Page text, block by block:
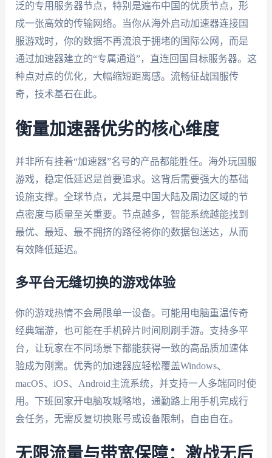
泛的专用服务器节点，特别是遍布中国的优质节点，形
成一张高效的传输网络。当你从海外启动加速器连接国
服游戏时，你的数据不再流浪于拥堵的国际公网，而是
通过加速器建立的“专属通道”，直连回国目标服务器。这
种点对点的优化，大幅缩短距离感。流畅征战国服传
奇，技术基石在此。
衡量加速器优劣的核心维度
并非所有挂着“加速器”名号的产品都能胜任。海外玩国服
游戏，稳定低延迟是首要追求。这背后需要强大的基础
设施支撑。全球节点，尤其是中国大陆及周边区域的节
点密度与质量至关重要。节点越多，智能系统越能找到
最优、最短、最不拥挤的路径将你的数据包送达，从而
有效降低延迟。
多平台无缝切换的游戏体验
你的游戏热情不会局限单一设备。可能用电脑重温传奇
经典端游，也可能在手机碎片时间刷刷手游。支持多平
台，让玩家在不同场景下都能获得一致的高品质加速体
验成为刚需。优秀的加速器应轻松覆盖Windows、
macOS、iOS、Android主流系统，并支持一人多端同时使
用。下班回家开电脑攻城略地，通勤路上用手机完成行
会任务，无需反复切换账号或设备限制，自由自在。
无限流量与带宽保障：激战无后